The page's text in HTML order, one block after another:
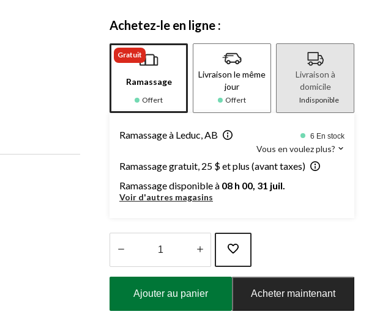
Achetez-le en ligne :
Gratuit
Ramassage
Offert
Livraison le même
jour
Offert
Livraison à
domicile
Indisponible
Ramassage à Leduc, AB 6 En stock
Vous en voulez plus?
Ramassage gratuit, 25 $ et plus (avant taxes)
Ramassage disponible à 08 h 00, 31 juil.
Voir d'autres magasins
Ajouter au panier Acheter maintenant